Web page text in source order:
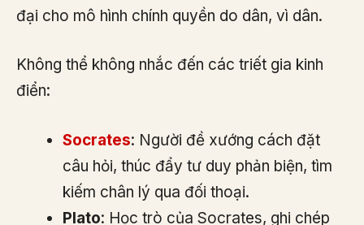
đại cho mô hình chính quyền do dân, vì dân.
Không thể không nhắc đến các triết gia kinh
điển:
Socrates: Người đề xướng cách đặt
câu hỏi, thúc đẩy tư duy phản biện, tìm
kiếm chân lý qua đối thoại.
Plato: Học trò của Socrates, ghi chép